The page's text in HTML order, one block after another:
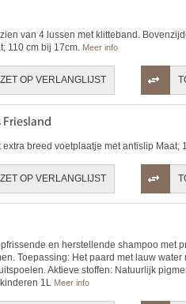
van 4 lussen met klitteband.
110 cm bij 17cm. Meer info
ZET OP VERLANGLIJST
breed voetplaatje met antislip Maat;
ZET OP VERLANGLIJST
en herstellende shampoo met
Toepassing: Het paard met lauw
Aktieve stoffen: Natuurlijk
1L Meer info